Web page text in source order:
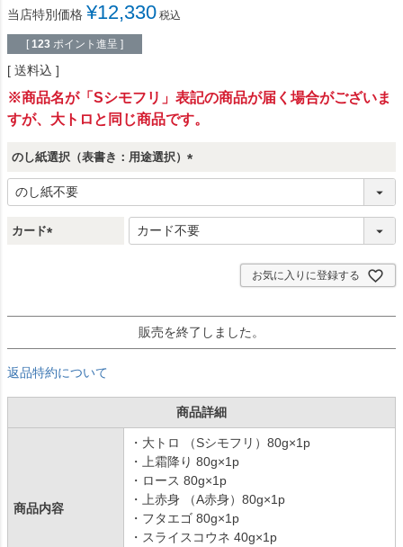
商品詳細
商品内容
・大トロ （Sシモフリ）80g×1p
・上霜降り 80g×1p
・ロース 80g×1p
・上赤身 （A赤身）80g×1p
・フタエゴ 80g×1p
・スライスコウネ 40g×1p
当店特別価格 ¥12,330 税込
[ 123 ポイント進呈 ]
送料込
※商品名が「Sシモフリ」表記の商品が届く場合がございま
すが、大トロと同じ商品です。
のし紙選択（表書き：用途選択）
(
)
カード
お気に入りに登録する
販売を終了しました。
返品特約について